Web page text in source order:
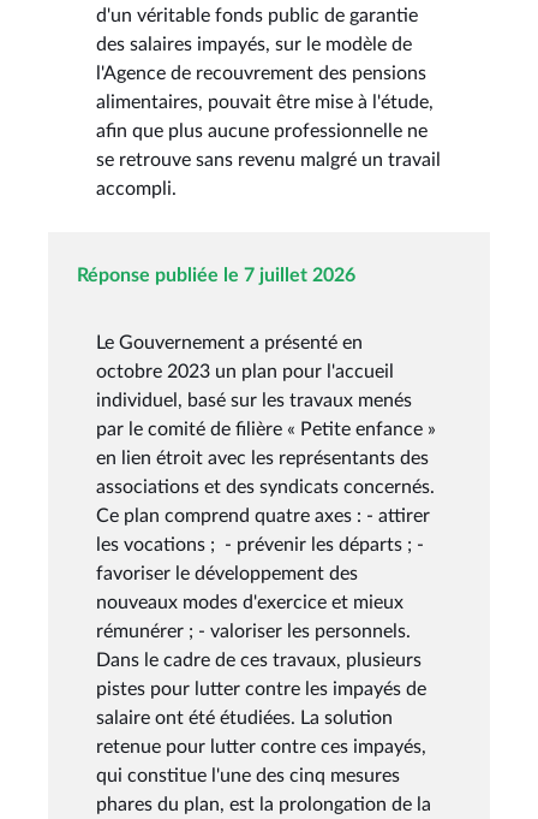
d'un véritable fonds public de garantie
des salaires impayés, sur le modèle de
l'Agence de recouvrement des pensions
alimentaires, pouvait être mise à l'étude,
afin que plus aucune professionnelle ne
se retrouve sans revenu malgré un travail
accompli.
Réponse publiée le 7 juillet 2026
Le Gouvernement a présenté en
octobre 2023 un plan pour l'accueil
individuel, basé sur les travaux menés
par le comité de filière « Petite enfance »
en lien étroit avec les représentants des
associations et des syndicats concernés.
Ce plan comprend quatre axes : - attirer
les vocations ; - prévenir les départs ; -
favoriser le développement des
nouveaux modes d'exercice et mieux
rémunérer ; - valoriser les personnels.
Dans le cadre de ces travaux, plusieurs
pistes pour lutter contre les impayés de
salaire ont été étudiées. La solution
retenue pour lutter contre ces impayés,
qui constitue l'une des cinq mesures
phares du plan, est la prolongation de la